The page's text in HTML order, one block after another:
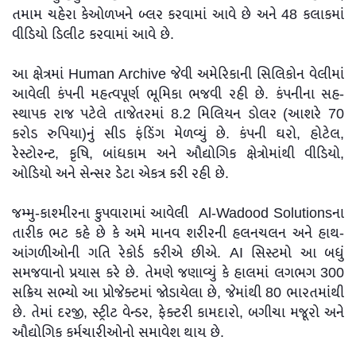
તમામ ચહેરા કેઓળખને બ્લર કરવામાં આવે છે અને 48 કલાકમાં
વીડિયો ડિલીટ કરવામાં આવે છે.
આ ક્ષેત્રમાં Human Archive જેવી અમેરિકાની સિલિકોન વેલીમાં
આવેલી કંપની મહત્વપૂર્ણ ભૂમિકા ભજવી રહી છે. કંપનીના સહ-
સ્થાપક રાજ પટેલે તાજેતરમાં 8.2 મિલિયન ડોલર (આશરે 70
કરોડ રુપિયા)નું સીડ ફંડિંગ મેળવ્યું છે. કંપની ઘરો, હોટેલ,
રેસ્ટોરન્ટ, કૃષિ, બાંધકામ અને ઔદ્યોગિક ક્ષેત્રોમાંથી વીડિયો,
ઓડિયો અને સેન્સર ડેટા એકત્ર કરી રહી છે.
જમ્મુ-કાશ્મીરના કુપવારામાં આવેલી Al-Wadood Solutionsના
તારીક ભટ કહે છે કે અમે માનવ શરીરની હલનચલન અને હાથ-
આંગળીઓની ગતિ રેકોર્ડ કરીએ છીએ. AI સિસ્ટમો આ બધું
સમજવાનો પ્રયાસ કરે છે. તેમણે જણાવ્યું કે હાલમાં લગભગ 300
સક્રિય સભ્યો આ પ્રોજેક્ટમાં જોડાયેલા છે, જેમાંથી 80 ભારતમાંથી
છે. તેમાં દરજી, સ્ટ્રીટ વેન્ડર, ફેક્ટરી કામદારો, બગીચા મજૂરો અને
ઔદ્યોગિક કર્મચારીઓનો સમાવેશ થાય છે.